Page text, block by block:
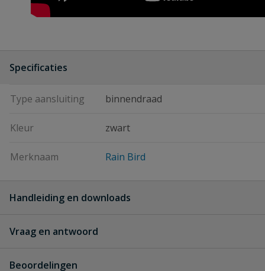
Specificaties
Type aansluiting binnendraad
Kleur zwart
Merknaam Rain Bird
Handleiding en downloads
Rainbird handleiding magneetklep PGA
Vraag en antwoord
Beoordelingen